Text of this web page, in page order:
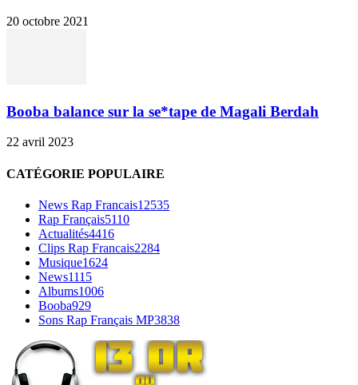
20 octobre 2021
Booba balance sur la se*tape de Magali Berdah
22 avril 2023
CATÉGORIE POPULAIRE
News Rap Francais12535
Rap Français5110
Actualités4416
Clips Rap Francais2284
Musique1624
News1115
Albums1006
Booba929
Sons Rap Français MP3838